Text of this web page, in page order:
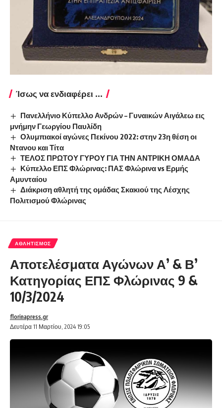
Ίσως να ενδιαφέρει ...
Πανελλήνιο Κύπελλο Ανδρών – Γυναικών Αιγάλεω εις
μνήμην Γεωργίου Παυλίδη
Ολυμπιακοί αγώνες Πεκίνου 2022: στην 23η θέση οι
Ντανου και Τίτα
ΤΕΛΟΣ ΠΡΩΤΟΥ ΓΥΡΟΥ ΓΙΑ ΤΗΝ ΑΝΤΡΙΚΗ ΟΜΑΔΑ
Κύπελλο ΕΠΣ Φλώρινας: ΠΑΣ Φλώρινα vs Ερμής
Αμυνταίου
Διάκριση αθλητή της ομάδας Σκακιού της Λέσχης
Πολιτισμού Φλώρινας
ΑΘΛΗΤΙΣΜΌΣ
Αποτελέσματα Αγώνων Α’ & Β’
Κατηγορίας ΕΠΣ Φλώρινας 9 &
10/3/2024
Δευτέρα 11 Μαρτίου, 2024 19:05
florinapress.gr